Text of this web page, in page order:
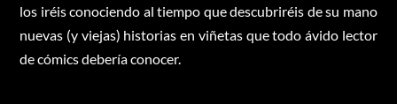
los iréis conociendo al tiempo que descubriréis de su mano
nuevas (y viejas) historias en viñetas que todo ávido lector
de cómics debería conocer.